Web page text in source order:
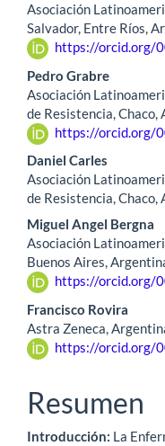
Asociación
Salvador, Entre Ríos,
https://orcid.org/
Pedro Grabre
Asociación
de Resistencia, Chaco,
https://orcid.org/
Daniel Carles
Asociación
de Resistencia, Chaco,
Miguel Angel Bergna
Asociación
Buenos Aires,
https://orcid.org/
Francisco Rovira
Astra Zeneca,
https://orcid.org/
Resumen
Introducción: La